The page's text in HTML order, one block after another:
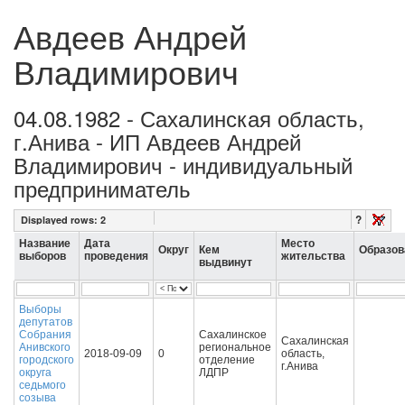
Авдеев Андрей
Владимирович
04.08.1982 - Сахалинская область,
г.Анива - ИП Авдеев Андрей
Владимирович - индивидуальный
предприниматель
Displayed rows: 2 ?
Название
выборов
Дата
проведения
Округ
Кем
выдвинут
Место
жительства
Выборы
депутатов
Собрания
Анивского
городского
округа
седьмого
созыва
2018-09-09 0
Сахалинское
региональное
отделение
ЛДПР
Сахалинская
область,
г.Анива